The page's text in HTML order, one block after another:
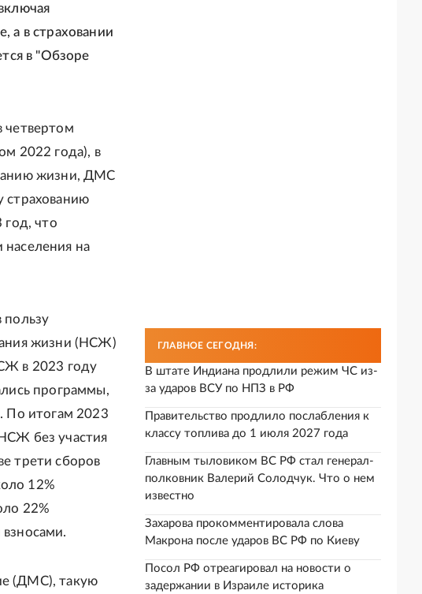
а в страховании
в "Обзоре
четвертом
2022 года), в
жизни, ДМС
страхованию
год, что
населения на
пользу
жизни (НСЖ)
в 2023 году
программы,
По итогам 2023
без участия
трети сборов
12%
22%
(ДМС), такую
ГЛАВНОЕ СЕГОДНЯ:
В штате Индиана продлили режим ЧС из-
за ударов ВСУ по НПЗ в РФ
Правительство продлило послабления к
классу топлива до 1 июля 2027 года
Главным тыловиком ВС РФ стал генерал-
полковник Валерий Солодчук. Что о нем
известно
Захарова прокомментировала слова
Макрона после ударов ВС РФ по Киеву
Посол РФ отреагировал на новости о
задержании в Израиле историка